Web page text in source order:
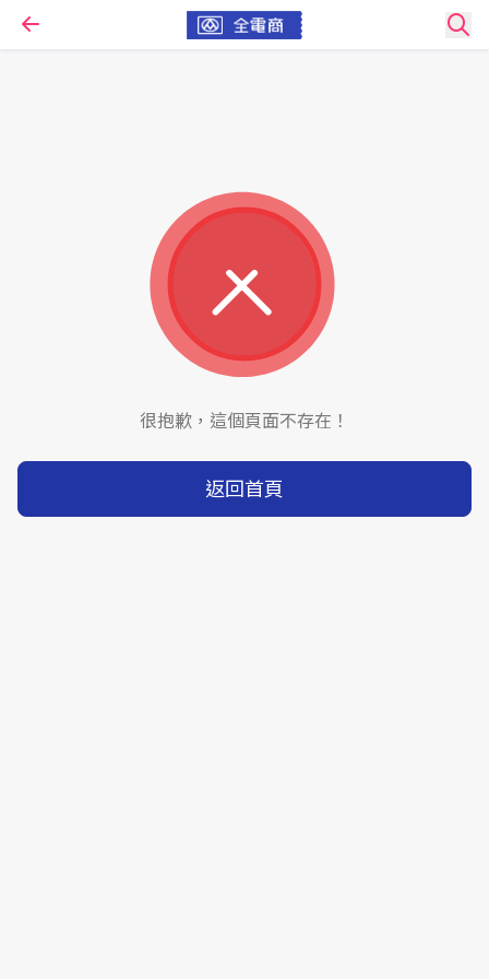
很抱歉，這個頁面不存在！
返回首頁